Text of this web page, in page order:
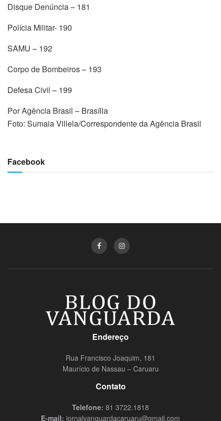
Disque Denúncia – 181
Polícia Militar- 190
SAMU – 192
Corpo de Bombeiros – 193
Defesa Civil – 199
Por Agência Brasil – Brasília
Foto: Sumaia Villela/Correspondente da Agência Brasil
Facebook
Endereço
Rua Francisco Joaquim, 181
Maurício de Nassau – Caruaru
Contato
Telefone: 81 3722.1818
E-mail: jornalvanguardacaruaru@gmail.com